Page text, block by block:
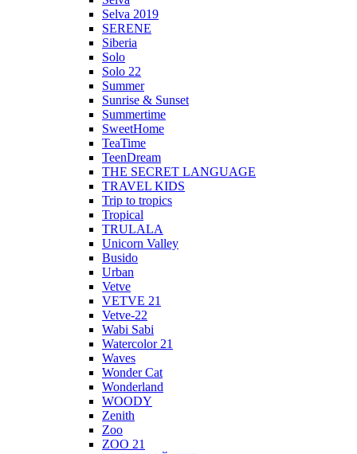
Selva 2019
SERENE
Siberia
Solo
Solo 22
Summer
Sunrise & Sunset
Summertime
SweetHome
TeaTime
TeenDream
THE SECRET LANGUAGE
TRAVEL KIDS
Trip to tropics
Tropical
TRULALA
Unicorn Valley
Busido
Urban
Vetve
VETVE 21
Vetve-22
Wabi Sabi
Watercolor 21
Waves
Wonder Cat
Wonderland
WOODY
Zenith
Zoo
ZOO 21